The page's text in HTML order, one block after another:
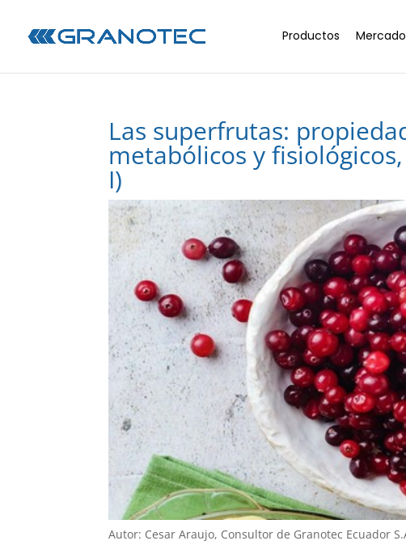
Productos
Las superfrutas:
metabólicos y
I)
Autor: Cesar Araujo, Consultor de Granotec Ecuador